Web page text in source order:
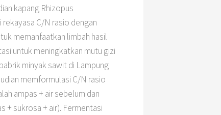
kapang Rhizopus
C/N rasio dengan
memanfaatkan limbah hasil
untuk meningkatkan mutu gizi
minyak sawit di Lampung
memformulasi C/N rasio
ampas + air sebelum dan
+ sukrosa + air). Fermentasi